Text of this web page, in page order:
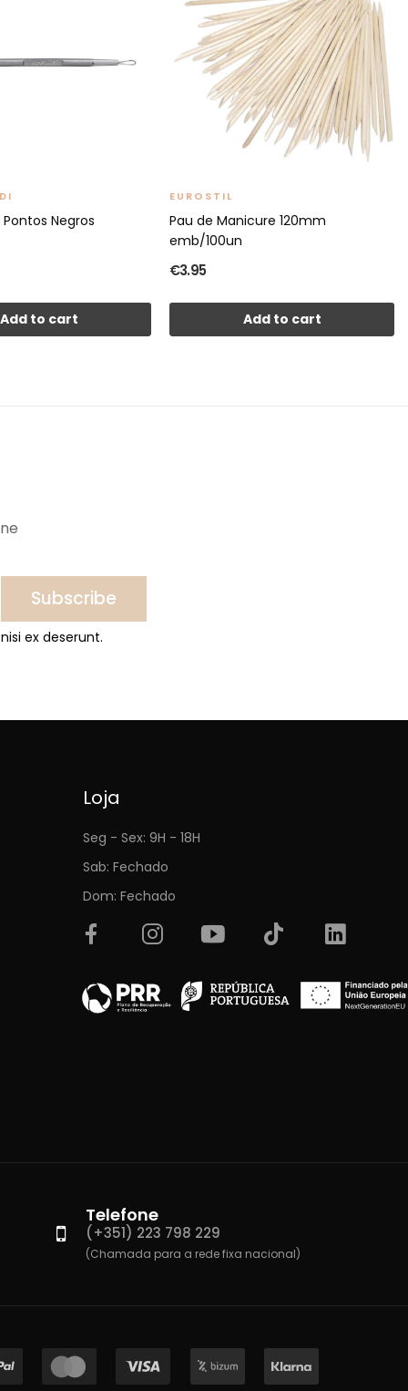
Negros
Add to cart
EUROSTIL
Pau de Manicure 120mm
emb/100un
€3.95
Add to cart
Subscribe
ex deserunt.
Loja
Seg - Sex: 9H - 18H
Sab: Fechado
Dom: Fechado
Telefone
(+351) 223 798 229
(Chamada para a rede fixa nacional)